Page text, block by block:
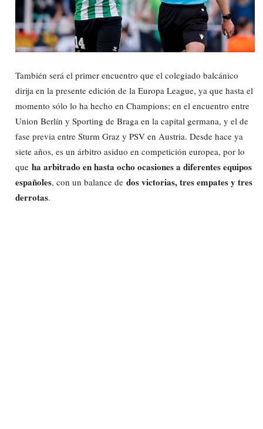
También será el primer encuentro que el colegiado balcánico
dirija en la presente edición de la Europa League, ya que hasta el
momento sólo lo ha hecho en Champions; en el encuentro entre
Union Berlín y Sporting de Braga en la capital germana, y el de
fase previa entre Sturm Graz y PSV en Austria. Desde hace ya
siete años, es un árbitro asiduo en competición europea, por lo
que ha arbitrado en hasta ocho ocasiones a diferentes equipos
españoles, con un balance de dos victorias, tres empates y tres
derrotas.